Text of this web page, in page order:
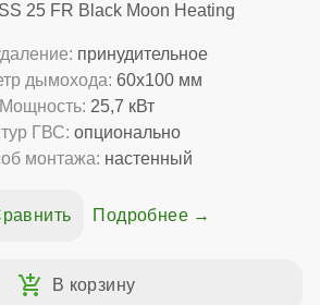
25 FR Black Moon Heating
принудительное
дымохода: 60x100 мм
Мощность: 25,7 кВт
ГВС: опционально
монтажа: настенный
Подробнее